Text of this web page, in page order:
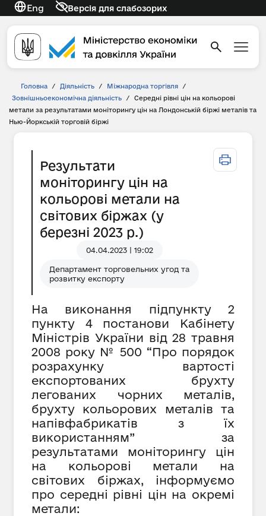
Eng Версія для слабозорих
Головна / Діяльність / Міжнародна торгівля
/
Зовнішньоекономічна діяльність
/
Середні рівні цін на кольорові
метали за результатами моніторингу цін на Лондонській біржі металів та
Нью-Йоркській торговій біржі
Результати
моніторингу цін на
кольорові метали на
світових біржах (у
березні 2023 р.)
04.04.2023 | 19:02
Департамент торговельних угод та
розвитку експорту
На виконання підпункту 2
пункту 4 постанови Кабінету
Міністрів України від 28 травня
2008 року № 500 “Про порядок
розрахунку вартості
експортованих брухту
легованих чорних металів,
брухту кольорових металів та
напівфабрикатів з їх
використанням” за
результатами моніторингу цін
на кольорові метали на
світових біржах, інформуємо
про середні рівні цін на окремі
метали: